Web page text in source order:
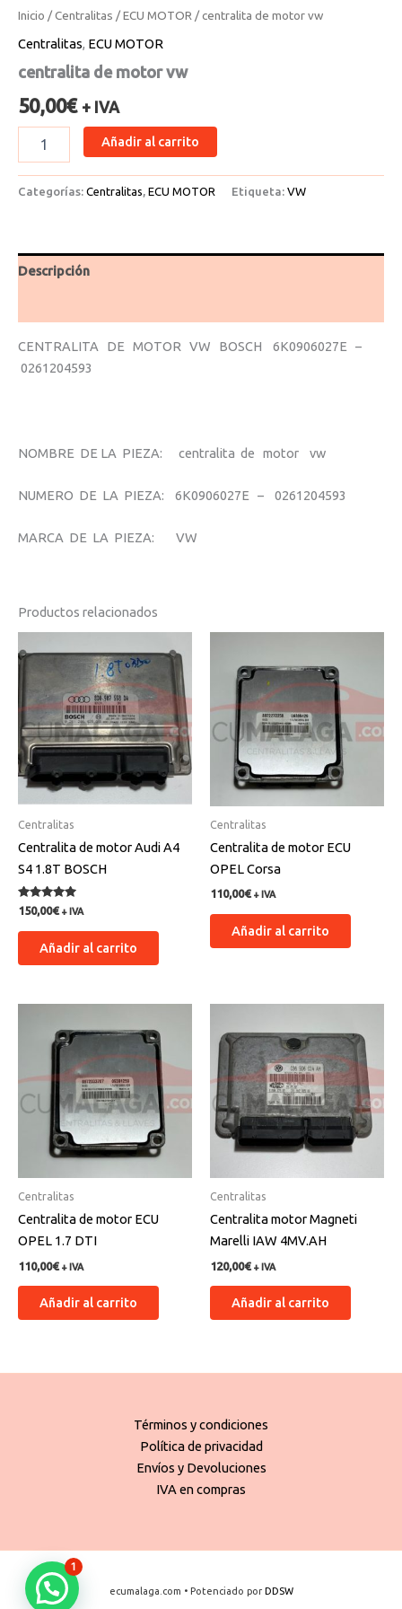
Inicio /Centralitas /ECU MOTOR/ centralita de motor vw
Centralitas, ECU MOTOR
centralita de motor vw
50,00€ + IVA
Añadir al carrito
Categorías: Centralitas, ECU MOTOR Etiqueta: VW
Descripción
CENTRALITA DE MOTOR VW BOSCH 6K0906027E –
0261204593
NOMBRE DE LA PIEZA: centralita de motor vw
NUMERO DE LA PIEZA: 6K0906027E – 0261204593
MARCA DE LA PIEZA: VW
Productos relacionados
Centralitas
Centralita de motor Audi A4
S4 1.8T BOSCH
Valorado
con
5.00
150,00€ + IVA
Añadir al carrito
Centralitas
Centralita de motor ECU
OPEL Corsa
110,00€ + IVA
Añadir al carrito
Centralitas
Centralita de motor ECU
OPEL 1.7 DTI
110,00€ + IVA
Añadir al carrito
Centralitas
Centralita motor Magneti
Marelli IAW 4MV.AH
120,00€ + IVA
Añadir al carrito
Términos y condiciones
Política de privacidad
Envíos y Devoluciones
IVA en compras
ecumalaga.com • Potenciado por DDSW
1